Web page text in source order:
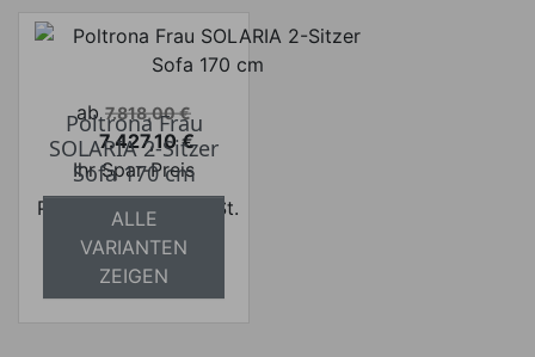
Verkaufspreis
ab 7.818,00 €
Preis
7.427,10 €
Ihr Spar-Preis
Preise inkl. ges. MwSt.
absolut
versandkostenfrei
Poltrona Frau
SOLARIA 2-Sitzer
Sofa 170 cm
ALLE
VARIANTEN
ZEIGEN